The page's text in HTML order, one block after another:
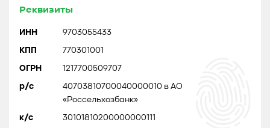
Реквизиты
ИНН 9703055433
КПП 770301001
ОГРН 1217700509707
р/с
40703810700040000010 в АО
«Россельхозбанк»
к/с 30101810200000000111